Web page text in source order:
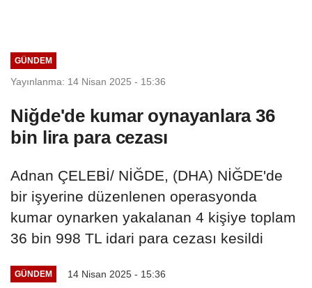
GÜNDEM
Yayınlanma: 14 Nisan 2025 - 15:36
Niğde'de kumar oynayanlara 36
bin lira para cezası
Adnan ÇELEBİ/ NİĞDE, (DHA) NİĞDE'de
bir işyerine düzenlenen operasyonda
kumar oynarken yakalanan 4 kişiye toplam
36 bin 998 TL idari para cezası kesildi
GÜNDEM 14 Nisan 2025 - 15:36